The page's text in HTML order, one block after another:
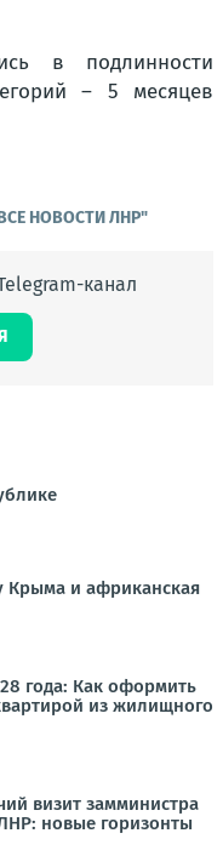
в подлинности
– 5 месяцев
НОВОСТИ ЛНР"
канал
Крыма и африканская
года: Как оформить
из жилищного
визит замминистра
новые горизонты